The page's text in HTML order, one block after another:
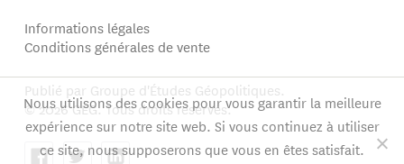
Informations légales
Conditions générales de vente
Publié par Groupe d'Études Géopolitiques.
© 2026 GEG. Tous droits réservés.
Nous utilisons des cookies pour vous garantir la meilleure
expérience sur notre site web. Si vous continuez à utiliser
ce site, nous supposerons que vous en êtes satisfait.